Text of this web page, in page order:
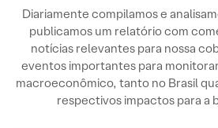
Diariamente compilamos e
publicamos um relatório com
notícias relevantes para nossa
eventos importantes para
macroeconômico, tanto no Brasil
respectivos impactos para a